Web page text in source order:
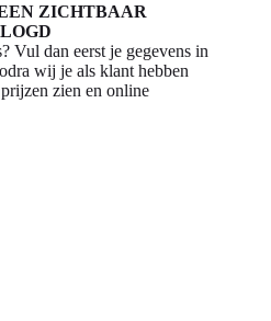
ZICHTBAAR
Vul dan eerst je gegevens in
wij je als klant hebben
zien en online